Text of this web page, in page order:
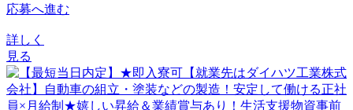
応募へ進む
詳しく
見る